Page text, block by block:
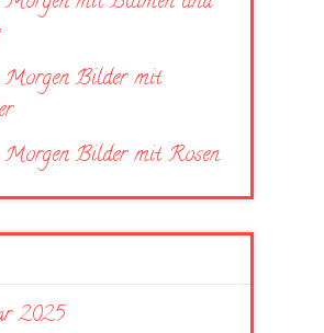
Morgen Bilder mit
Morgen Bilder mit Rosen
2025